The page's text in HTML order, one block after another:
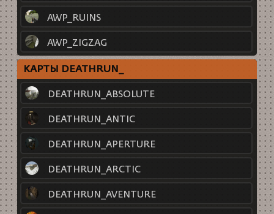
AWP_RUINS
AWP_ZIGZAG
КАРТЫ DEATHRUN_
DEATHRUN_ABSOLUTE
DEATHRUN_ANTIC
DEATHRUN_APERTURE
DEATHRUN_ARCTIC
DEATHRUN_AVENTURE